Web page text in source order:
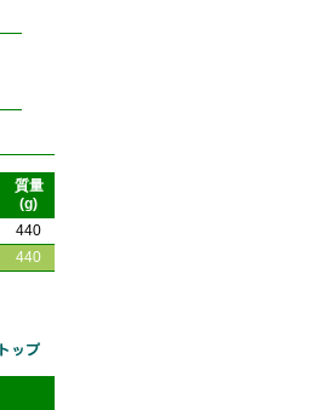
質量
(g)
440
440